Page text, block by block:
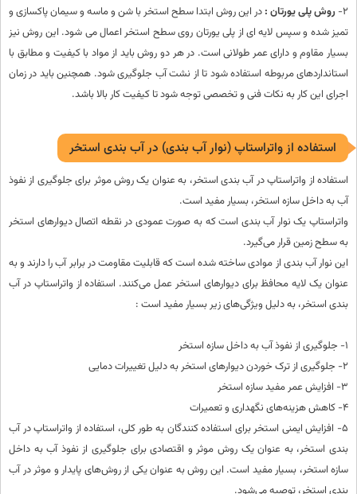
2- روش پلی یورتان : در این روش ابتدا سطح استخر با شن و ماسه و سیمان پاکسازی و
تمیز شده و سپس لایه ای از پلی یورتان روی سطح استخر اعمال می شود. این روش نیز
بسیار مقاوم و دارای عمر طولانی است. در هر دو روش باید از مواد با کیفیت و مطابق با
استانداردهای مربوطه استفاده شود تا از نشت آب جلوگیری شود. همچنین باید در زمان
اجرای این کار به نکات فنی و تخصصی توجه شود تا کیفیت کار بالا باشد.
استفاده از واتراستاپ (نوار آب بندی) در آب بندی استخر
استفاده از واتراستاپ در آب بندی استخر، به عنوان یک روش موثر برای جلوگیری از نفوذ
آب به داخل سازه استخر، بسیار مفید است.
واتراستاپ یک نوار آب بندی است که به صورت عمودی در نقطه اتصال دیوارهای استخر
به سطح زمین قرار می‌گیرد.
این نوار آب بندی از موادی ساخته شده است که قابلیت مقاومت در برابر آب را دارند و به
عنوان یک لایه محافظ برای دیوارهای استخر عمل می‌کنند. استفاده از واتراستاپ در آب
بندی استخر، به دلیل ویژگی‌های زیر بسیار مفید است :
1- جلوگیری از نفوذ آب به داخل سازه استخر
2- جلوگیری از ترک خوردن دیوارهای استخر به دلیل تغییرات دمایی
3- افزایش عمر مفید سازه استخر
4- کاهش هزینه‌های نگهداری و تعمیرات
5- افزایش ایمنی استخر برای استفاده کنندگان به طور کلی، استفاده از واتراستاپ در آب
بندی استخر، به عنوان یک روش موثر و اقتصادی برای جلوگیری از نفوذ آب به داخل
سازه استخر، بسیار مفید است. این روش به عنوان یکی از روش‌های پایدار و موثر در آب
بندی استخر، توصیه می‌شود.